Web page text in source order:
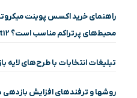
راهنمای خرید اکسس پوینت
محیط‌های پرتراکم مناسب است؟ Cat4 vs Cat6 vs Cat12
تبلیغات انتخابات با طرح‌های لایه
روشها و ترفندهای افزایش بازدهی